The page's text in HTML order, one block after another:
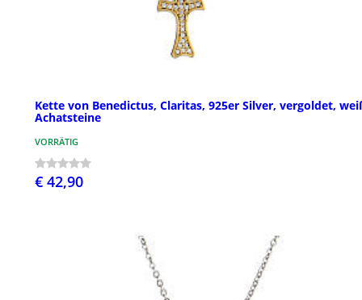
Kette von Benedictus, Claritas, 925er Silver, vergoldet,
Achatsteine
VORRÄTIG
€ 42,90